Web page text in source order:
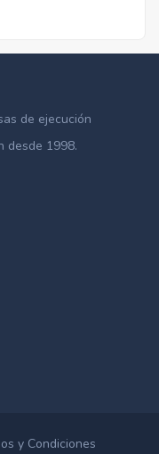
de ejecución
desde 1998.
y Condiciones